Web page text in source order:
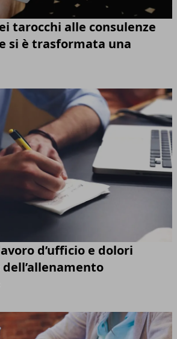
tarocchi alle consulenze
si è trasformata una
d’ufficio e dolori